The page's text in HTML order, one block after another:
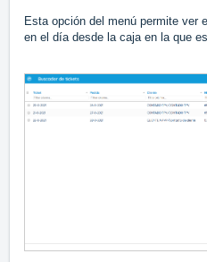
Esta opción del menú permite ver
en el día desde la caja en la que